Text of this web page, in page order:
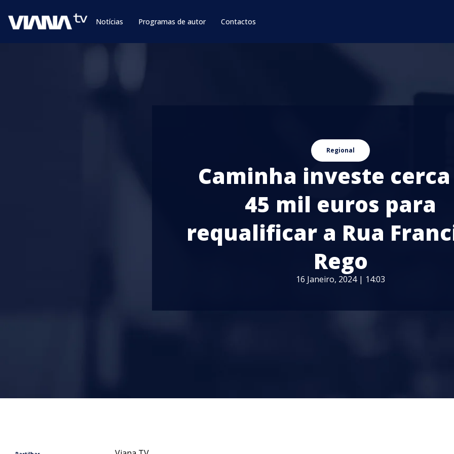
Notícias Programas de autor Contactos
Regional
Caminha investe
45 mil euros para
requalificar a Rua
Rego
16 Janeiro, 2024 | 14:03